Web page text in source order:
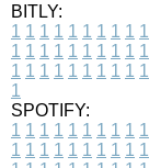
BITLY:
1 1 1 1 1 1 1 1 1 1
1 1 1 1 1 1 1 1 1 1
1 1 1 1 1 1 1 1 1 1
1
SPOTIFY:
1 1 1 1 1 1 1 1 1 1
1 1 1 1 1 1 1 1 1 1